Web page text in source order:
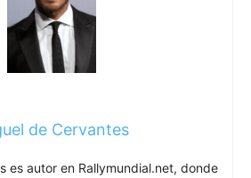
de Cervantes
es autor en Rallymundial.net, donde